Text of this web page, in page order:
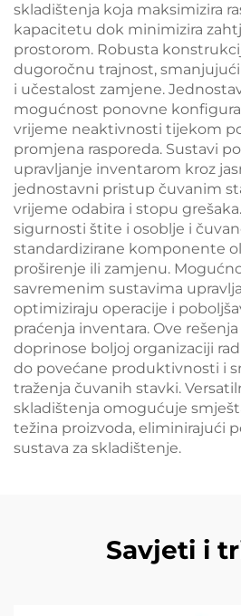
skladištenja koja maksimizira
kapacitetu dok minimizira
prostorom. Robusta
dugoročnu trajnost,
i učestalost zamjene.
mogućnost ponovne
vrijeme neaktivnosti tijekom
promjena rasporeda. Sustavi
upravljanje inventarom kroz
jednostavni pristup čuvanim
vrijeme odabira i stopu
sigurnosti štite i osoblje i
standardizirane komponente
proširenje ili zamjenu.
savremenim sustavima
optimiziraju operacije i
praćenja inventara. Ove
doprinose boljoj organizaciji
do povećane produktivnosti i
traženja čuvanih stavki.
skladištenja omogućuje
težina proizvoda, eliminirajući
sustava za skladištenje.
Savjeti i